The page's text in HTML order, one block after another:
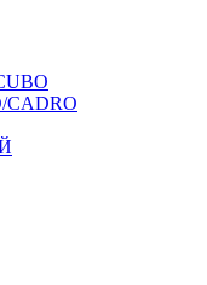
CADRO